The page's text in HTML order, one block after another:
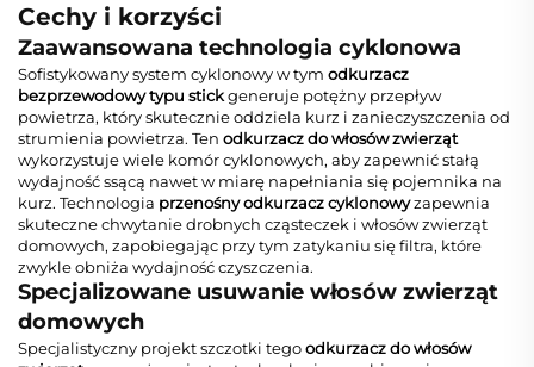
Cechy i korzyści
Zaawansowana technologia cyklonowa
Sofistykowany system cyklonowy w tym odkurzacz
bezprzewodowy typu stickgeneruje potężny przepływ
powietrza, który skutecznie oddziela kurz i zanieczyszczenia od
strumienia powietrza. Ten odkurzacz do włosów zwierząt
wykorzystuje wiele komór cyklonowych, aby zapewnić stałą
wydajność ssącą nawet w miarę napełniania się pojemnika na
kurz. Technologia przenośny odkurzacz cyklonowyzapewnia
skuteczne chwytanie drobnych cząsteczek i włosów zwierząt
domowych, zapobiegając przy tym zatykaniu się filtra, które
zwykle obniża wydajność czyszczenia.
Specjalizowane usuwanie włosów zwierząt
domowych
Specjalistyczny projekt szczotki tegoodkurzacz do włosów